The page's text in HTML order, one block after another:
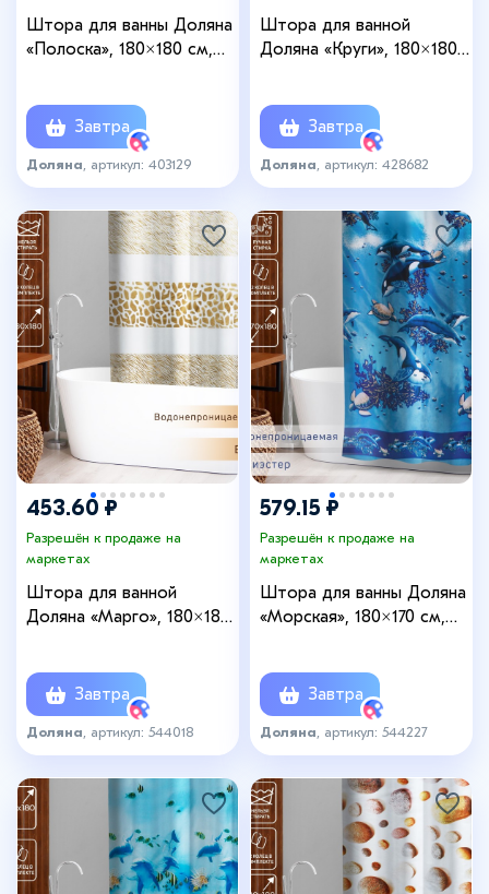
Штора для ванны Доляна
«Полоска», 180×180 см,
Завтра
Доляна , артикул: 403129
Штора для ванной
Доляна «Круги», 180×180
Завтра
Доляна , артикул: 428682
453.60 ₽
Разрешён к продаже на
маркетах
Штора для ванной
Доляна «Марго», 180×180
Завтра
Доляна , артикул: 544018
579.15 ₽
Разрешён к продаже на
маркетах
Штора для ванны Доляна
«Морская», 180×170 см,
Завтра
Доляна , артикул: 544227